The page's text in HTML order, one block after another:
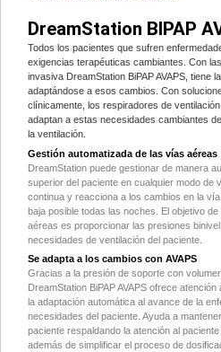
DreamStation BIPAP
Todos los pacientes que sufren
exigencias terapéuticas cambiantes. Con
invasiva DreamStation BiPAP AVAPS, tiene
adaptándose a esos cambios. Con
clínicamente, los respiradores de
adaptan a estas necesidades cambiantes
la ventilación.
Gestión automatizada de las vías aéreas
DreamStation puede gestionar de manera
superior del paciente en cualquier modo de
continua y reacciona a los cambios en la
baja posible todas las noches. El objetivo
aéreas es proporcionar las presiones
necesidades de ventilación del paciente.
Se adapta a los cambios con AVAPS
Gracias a la presión de soporte con
DreamStation BiPAP AVAPS ofrece
la adaptación automática al avance de la
necesidades del paciente. Ayuda a
paciente respaldando la atención al
además de simplificar el proceso de